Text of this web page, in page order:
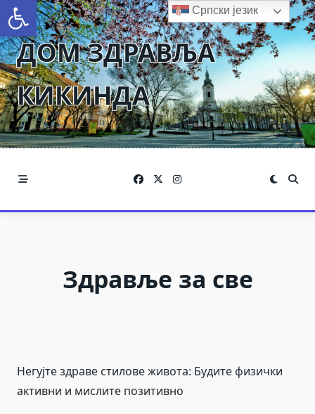
Skip
to
content
ДОМ ЗДРАВЉА
КИКИНДА
Здравље за све
Негујте здраве стилове живота: Будите физички
активни и мислите позитивно
Српски језик